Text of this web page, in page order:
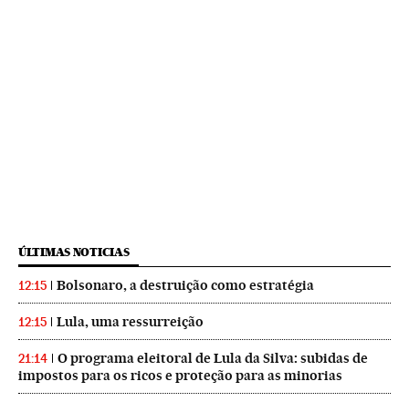
ÚLTIMAS NOTICIAS
12:15 Bolsonaro, a destruição como estratégia
12:15 Lula, uma ressurreição
21:14
O programa eleitoral de Lula da Silva: subidas de
impostos para os ricos e proteção para as minorias